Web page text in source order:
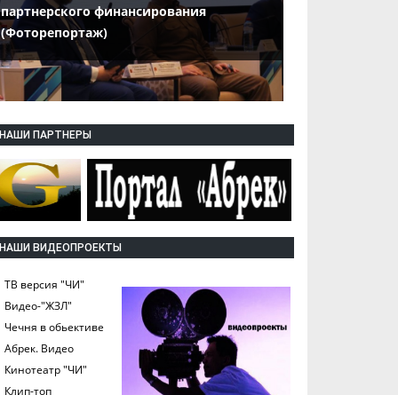
партнерского финансирования
(Фоторепортаж)
НАШИ ПАРТНЕРЫ
НАШИ ВИДЕОПРОЕКТЫ
ТВ версия "ЧИ"
Видео-"ЖЗЛ"
Чечня в обьективе
Абрек. Видео
Кинотеатр "ЧИ"
Клип-топ